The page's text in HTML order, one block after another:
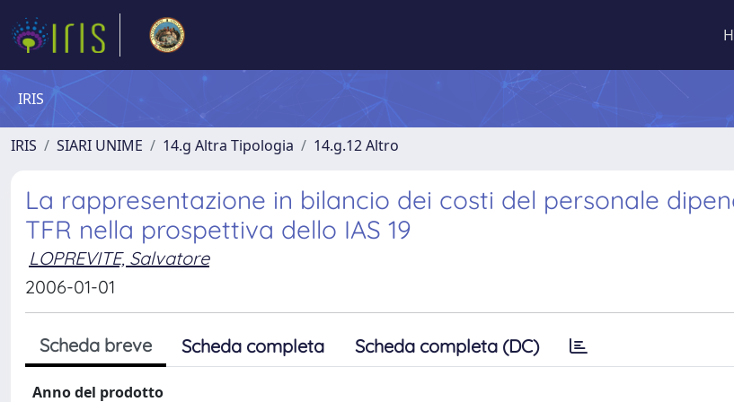
IRIS
IRIS SIARI UNIME 14.g Altra Tipologia 14.g.12 Altro
La rappresentazione in bilancio dei costi del personale
TFR nella prospettiva dello IAS 19
LOPREVITE, Salvatore
2006-01-01
Scheda breve Scheda completa Scheda completa (DC)
Anno del prodotto